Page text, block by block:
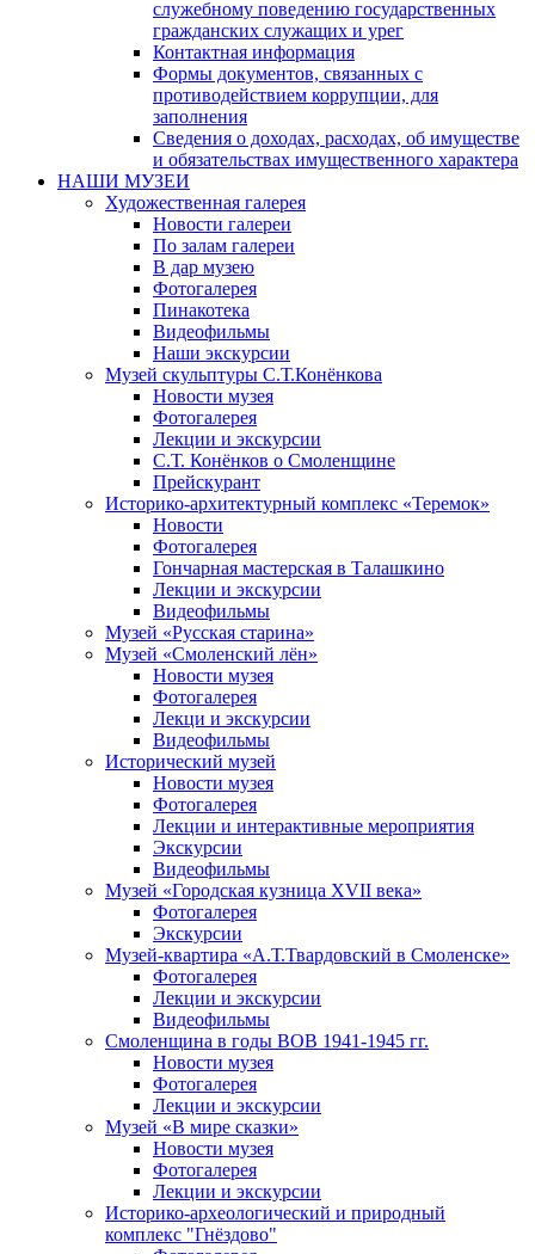
служебному поведению государственных
гражданских служащих и урег
Контактная информация
Формы документов, связанных с
противодействием коррупции, для
заполнения
Сведения о доходах, расходах, об имуществе
и обязательствах имущественного характера
НАШИ МУЗЕИ
Художественная галерея
Новости галереи
По залам галереи
В дар музею
Фотогалерея
Пинакотека
Видеофильмы
Наши экскурсии
Музей скульптуры С.Т.Конёнкова
Новости музея
Фотогалерея
Лекции и экскурсии
С.Т. Конёнков о Смоленщине
Прейскурант
Историко-архитектурный комплекс «Теремок»
Новости
Фотогалерея
Гончарная мастерская в Талашкино
Лекции и экскурсии
Видеофильмы
Музей «Русская старина»
Музей «Смоленский лён»
Новости музея
Фотогалерея
Лекци и экскурсии
Видеофильмы
Исторический музей
Новости музея
Фотогалерея
Лекции и интерактивные мероприятия
Экскурсии
Видеофильмы
Музей «Городская кузница XVII века»
Фотогалерея
Экскурсии
Музей-квартира «А.Т.Твардовский в Смоленске»
Фотогалерея
Лекции и экскурсии
Видеофильмы
Смоленщина в годы ВОВ 1941-1945 гг.
Новости музея
Фотогалерея
Лекции и экскурсии
Музей «В мире сказки»
Новости музея
Фотогалерея
Лекции и экскурсии
Историко-археологический и природный
комплекс "Гнёздово"